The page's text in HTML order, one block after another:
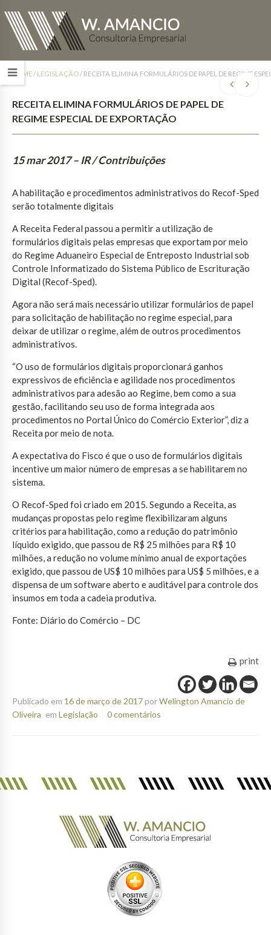
HOME/ LEGISLAÇÃO/ RECEITA ELIMINA FORMULÁRIOS DE PAPEL DE REGIME
RECEITA ELIMINA FORMULÁRIOS DE PAPEL DE
REGIME ESPECIAL DE EXPORTAÇÃO
15 mar 2017 – IR / Contribuições
A habilitação e procedimentos administrativos do Recof-Sped
serão totalmente digitais
A Receita Federal passou a permitir a utilização de
formulários digitais pelas empresas que exportam por meio
do Regime Aduaneiro Especial de Entreposto Industrial sob
Controle Informatizado do Sistema Público de Escrituração
Digital (Recof-Sped).
Agora não será mais necessário utilizar formulários de papel
para solicitação de habilitação no regime especial, para
deixar de utilizar o regime, além de outros procedimentos
administrativos.
“O uso de formulários digitais proporcionará ganhos
expressivos de eficiência e agilidade nos procedimentos
administrativos para adesão ao Regime, bem como a sua
gestão, facilitando seu uso de forma integrada aos
procedimentos no Portal Único do Comércio Exterior”, diz a
Receita por meio de nota.
A expectativa do Fisco é que o uso de formulários digitais
incentive um maior número de empresas a se habilitarem no
sistema.
O Recof-Sped foi criado em 2015. Segundo a Receita, as
mudanças propostas pelo regime flexibilizaram alguns
critérios para habilitação, como a redução do patrimônio
líquido exigido, que passou de R$ 25 milhões para R$ 10
milhões, a redução no volume mínimo anual de exportações
exigido, que passou de US$ 10 milhões para US$ 5 milhões, e a
dispensa de um software aberto e auditável para controle dos
insumos em toda a cadeia produtiva.
Fonte: Diário do Comércio – DC
print
Publicado em 16 de março de 2017porWelington Amancio de
Oliveira em Legislação 0 comentários